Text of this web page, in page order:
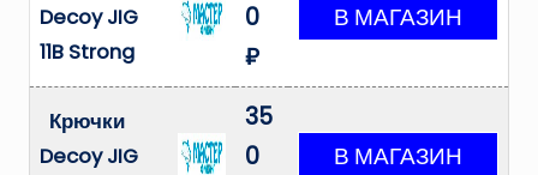
Decoy JIG
11B Strong
0
₽
Крючки
Decoy JIG
35
0